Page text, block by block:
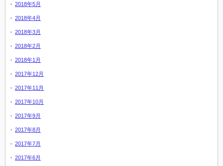
2018年5月
2018年4月
2018年3月
2018年2月
2018年1月
2017年12月
2017年11月
2017年10月
2017年9月
2017年8月
2017年7月
2017年6月